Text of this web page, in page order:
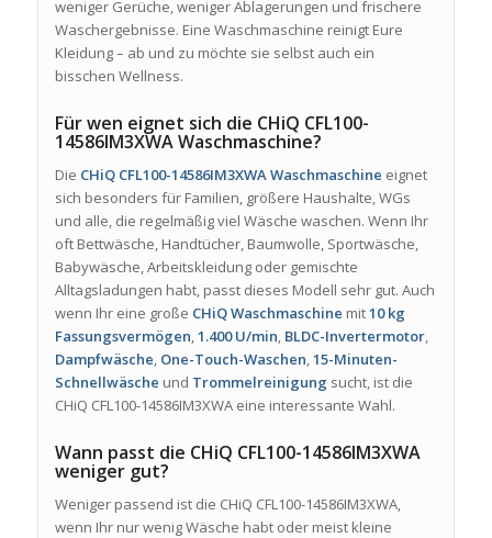
weniger Gerüche, weniger Ablagerungen und frischere
Waschergebnisse. Eine Waschmaschine reinigt Eure
Kleidung – ab und zu möchte sie selbst auch ein
bisschen Wellness.
Für wen eignet sich die CHiQ CFL100-
14586IM3XWA Waschmaschine?
Die CHiQ CFL100-14586IM3XWA Waschmaschine eignet
sich besonders für Familien, größere Haushalte, WGs
und alle, die regelmäßig viel Wäsche waschen. Wenn Ihr
oft Bettwäsche, Handtücher, Baumwolle, Sportwäsche,
Babywäsche, Arbeitskleidung oder gemischte
Alltagsladungen habt, passt dieses Modell sehr gut. Auch
wenn Ihr eine große CHiQ Waschmaschine mit10 kg
Fassungsvermögen,1.400 U/min, BLDC-Invertermotor,
Dampfwäsche, One-Touch-Waschen,15-Minuten-
Schnellwäsche und Trommelreinigung sucht, ist die
CHiQ CFL100-14586IM3XWA eine interessante Wahl.
Wann passt die CHiQ CFL100-14586IM3XWA
weniger gut?
Weniger passend ist die CHiQ CFL100-14586IM3XWA,
wenn Ihr nur wenig Wäsche habt oder meist kleine